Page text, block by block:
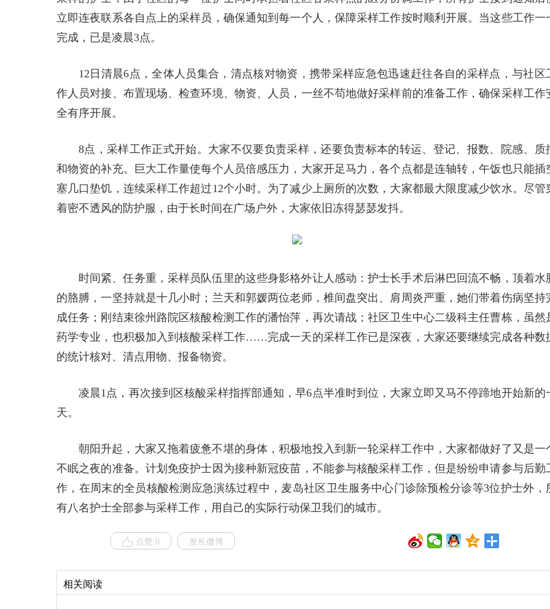
立即连夜联系各自点上的采样员，确保通知到每一个人，保障采样工作按时顺利开展。当这些工作一
完成，已是凌晨3点。
12日清晨6点，全体人员集合，清点核对物资，携带采样应急包迅速赶往各自的采样点，与社区
作人员对接、布置现场、检查环境、物资、人员，一丝不苟地做好采样前的准备工作，确保采样工作
全有序开展。
8点，采样工作正式开始。大家不仅要负责采样，还要负责标本的转运、登记、报数、院感、质
和物资的补充。巨大工作量使每个人员倍感压力，大家开足马力，各个点都是连轴转，午饭也只能插
塞几口垫饥，连续采样工作超过12个小时。为了减少上厕所的次数，大家都最大限度减少饮水。尽管
着密不透风的防护服，由于长时间在广场户外，大家依旧冻得瑟瑟发抖。
时间紧、任务重，采样员队伍里的这些身影格外让人感动：护士长手术后淋巴回流不畅，顶着水
的胳膊，一坚持就是十几小时；兰天和郭媛两位老师，椎间盘突出、肩周炎严重，她们带着伤病坚持
成任务；刚结束徐州路院区核酸检测工作的潘怡萍，再次请战；社区卫生中心二级科主任曹栋，虽然
药学专业，也积极加入到核酸采样工作……完成一天的采样工作已是深夜，大家还要继续完成各种数
的统计核对、清点用物、报备物资。
凌晨1点，再次接到区核酸采样指挥部通知，早6点半准时到位，大家立即又马不停蹄地开始新的
天。
朝阳升起，大家又拖着疲惫不堪的身体，积极地投入到新一轮采样工作中，大家都做好了又是一
不眠之夜的准备。计划免疫护士因为接种新冠疫苗，不能参与核酸采样工作，但是纷纷申请参与后勤
作，在周末的全员核酸检测应急演练过程中，麦岛社区卫生服务中心门诊除预检分诊等3位护士外，
有八名护士全部参与采样工作，用自己的实际行动保卫我们的城市。
点赞 0 发长微博
相关阅读